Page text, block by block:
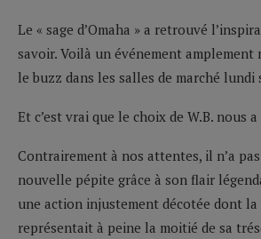
Le « sage d’Omaha » a retrouvé
savoir. Voilà un événement amplement
le buzz dans les salles de marché lundi
Et c’est vrai que le choix de W.B. nous
Contrairement à nos attentes, il n’a
nouvelle pépite grâce à son flair
une action injustement décotée dont
représentait à peine la moitié de sa